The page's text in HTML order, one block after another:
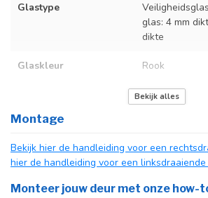
Glastype
glas: 4 mm
dikte
Glaskleur Rook
De exacte
producttekst
de
Incl. deurgreep
Bekijk alles
Montage
Bekijk hier de handleiding voor een
hier de handleiding voor een linksdraaiende
Monteer jouw deur met onze how-